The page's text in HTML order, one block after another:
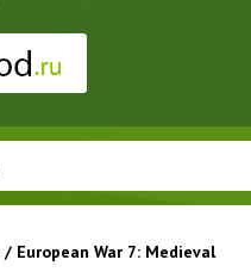
/ European War 7: Medieval